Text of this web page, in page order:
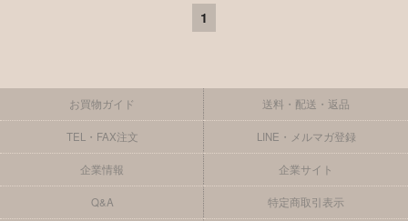
1
お買物ガイド 送料・配送・返品
TEL・FAX注文 LINE・メルマガ登録
企業情報 企業サイト
Q&A 特定商取引表示